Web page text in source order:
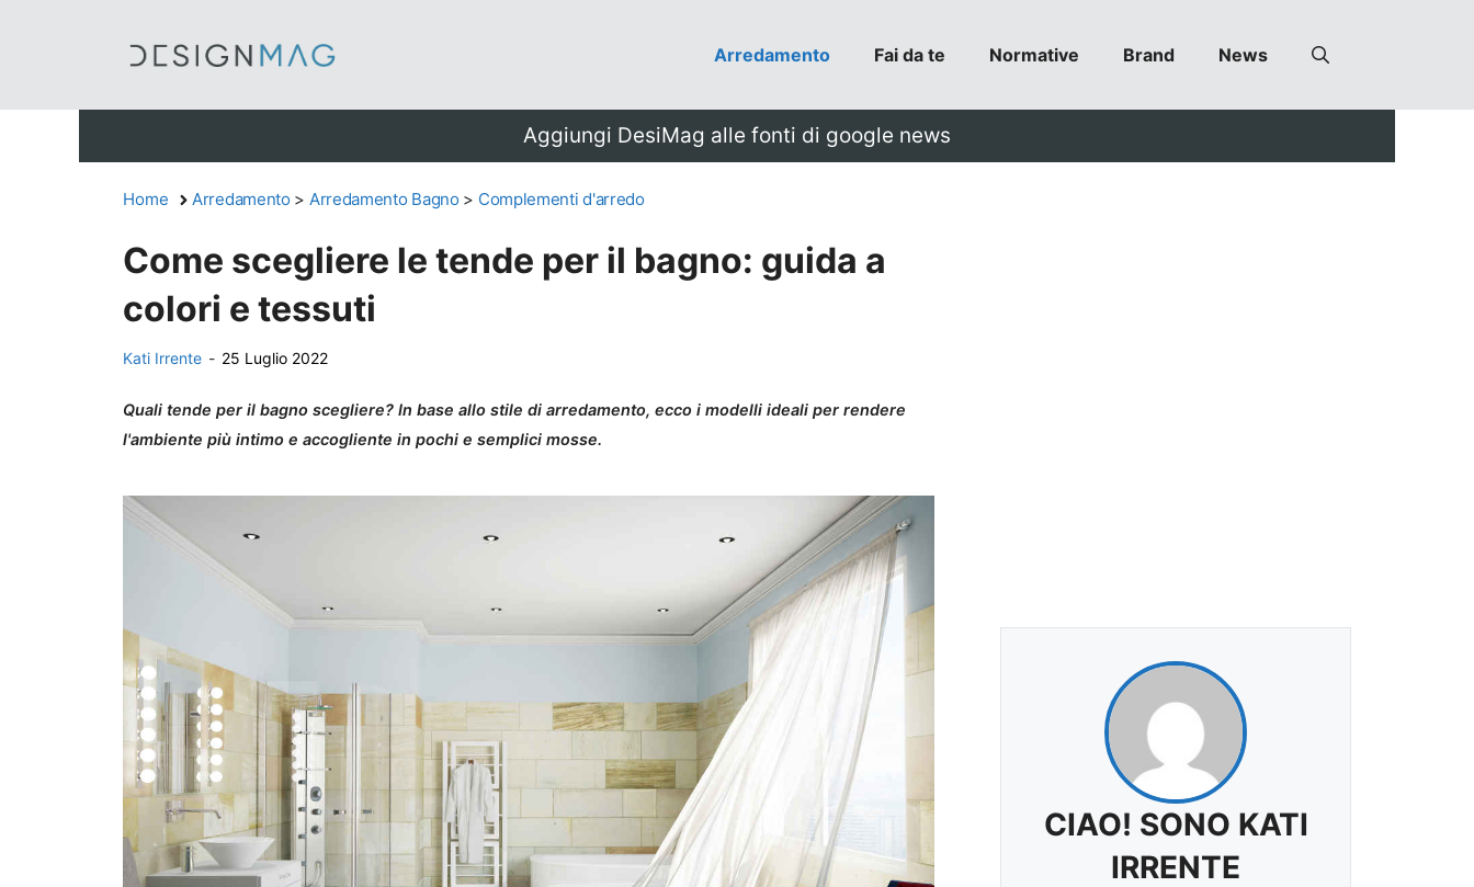
Arredamento Fai da te Normative Brand News
Aggiungi DesiMag alle fonti di google news
Home Arredamento > Arredamento Bagno > Complementi d'arredo
Come scegliere le tende per il bagno: guida a
colori e tessuti
Kati Irrente - 25 Luglio 2022
Quali tende per il bagno scegliere? In base allo stile di arredamento, ecco i modelli ideali per rendere
l'ambiente più intimo e accogliente in pochi e semplici mosse.
CIAO! SONO KATI
IRRENTE